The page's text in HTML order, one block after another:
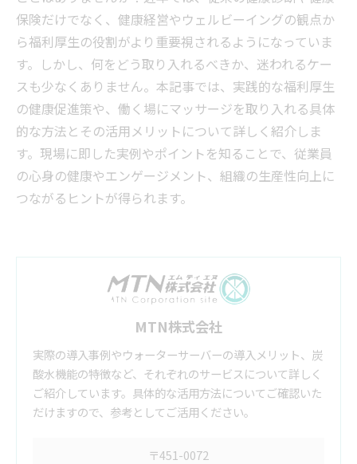
保険だけでなく、健康経営やウェルビーイングの観点か
ら福利厚生の役割がより重要視されるようになっていま
す。しかし、何をどう取り入れるべきか、迷われるケー
スも少なくありません。本記事では、実践的な福利厚生
の健康促進策や、働く場にマッサージを取り入れる具体
的な方法とその活用メリットについて詳しく紹介しま
す。現場に即した実例やポイントを知ることで、従業員
の心身の健康やエンゲージメント、組織の生産性向上に
つながるヒントが得られます。
MTN株式会社
実際の導入事例やウォーターサーバーの導入メリット、炭
酸水機能の特徴など、それぞれのサービスについて詳しく
ご紹介しています。具体的な活用方法についてご確認いた
だけますので、参考としてご活用ください。
〒451-0072